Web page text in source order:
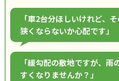
「車2台分ほしいけれど、
狭くならないか心配です」
「緩勾配の敷地ですが、
すくなりませんか？」